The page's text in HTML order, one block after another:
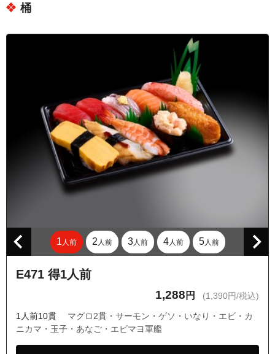
東京都大田区中馬込２丁目
東京都大田区東馬込１丁目
東京都大田区東馬込２丁目
東京都大田区東雪谷１丁目
東京都大田区東雪谷４丁目
東京都大田区南千束１丁目
東京都大田区南千束２丁目
東京都大田区南馬込２丁目
東京都大田区南馬込４丁目
東京都大田区南馬込６丁目
東京都品川区中延５丁目
桶
1 人前 2 人前 3人前 4人前 5人前
E471 得1人前
1,288 円 (1,390円/税込)
1人前10貫
マグロ2貫・サーモン・ゲソ・いなり・エビ・カ
ニカマ・玉子・あなご・エビマヨ軍艦